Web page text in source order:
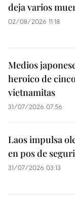
deja varios
02/08/2026 11:18
Medios
heroico de
vietnamitas
31/07/2026 07:56
Laos impulsa
en pos de
31/07/2026 03:13